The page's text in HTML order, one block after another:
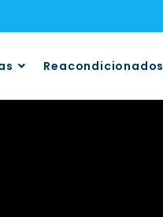
Reacondicionados